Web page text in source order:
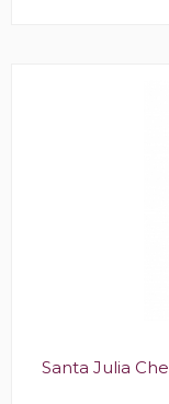
Santa Julia